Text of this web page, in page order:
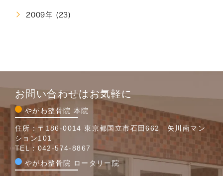
2009年 (23)
お問い合わせはお気軽に
やがわ整骨院 本院
住所：〒186-0014 東京都国立市石田662 矢川南マン
ション101
TEL： 042-574-8867
やがわ整骨院 ロータリー院